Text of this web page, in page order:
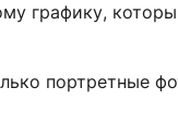
который
портретные